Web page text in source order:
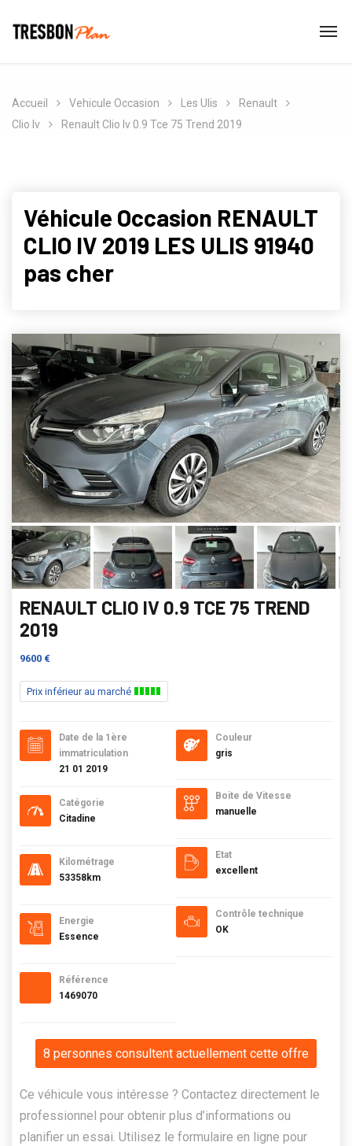
Accueil Vehicule Occasion Les Ulis
Renault
Clio Iv
Renault Clio Iv 0.9 Tce 75 Trend 2019
Véhicule Occasion RENAULT
CLIO IV 2019 LES ULIS 91940
pas cher
RENAULT CLIO IV 0.9 TCE 75 TREND
2019
9600 €
Prix inférieur au marché
Date de la 1ère
immatriculation
21 01 2019
Catégorie
Citadine
Kilométrage
53358km
Energie
Essence
Référence
1469070
Couleur
gris
Boite de Vitesse
manuelle
Etat
excellent
Contrôle technique
OK
8 personnes consultent actuellement cette offre
Ce véhicule vous intéresse ? Contactez directement le
professionnel pour obtenir plus d’informations ou
planifier un essai. Utilisez le formulaire en ligne pour